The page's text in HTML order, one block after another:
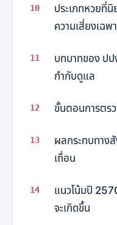
ประเภทหวยที่
ความเสี่ยงเฉพ
บทบาทของ ปป
กำกับดูแล
ขั้นตอนการตร
ผลกระทบทาง
เถื่อน
แนวโน้มปี
จะเกิดขึ้น